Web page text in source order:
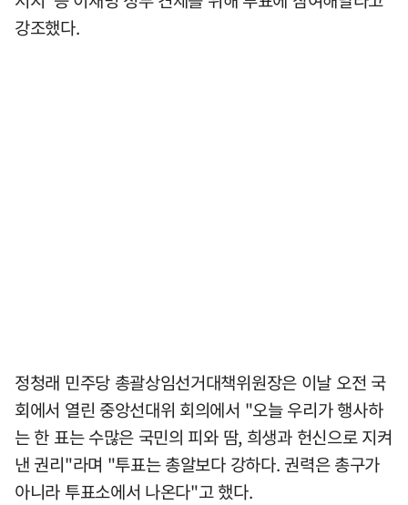
강조했다.
정청래 민주당 총괄상임선거대책위원장은 이날 오전 국
회에서 열린 중앙선대위 회의에서 "오늘 우리가 행사하
는 한 표는 수많은 국민의 피와 땀, 희생과 헌신으로 지켜
낸 권리"라며 "투표는 총알보다 강하다. 권력은 총구가
아니라 투표소에서 나온다"고 했다.